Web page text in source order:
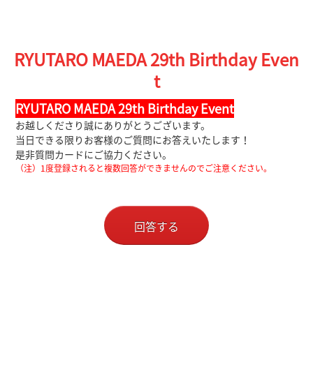
RYUTARO MAEDA 29th Birthday Even
t
RYUTARO MAEDA 29th Birthday Event
お越しくださり誠にありがとうございます。
当日できる限りお客様のご質問にお答えいたします！
是非質問カードにご協力ください。
（注）1度登録されると複数回答ができませんのでご注意ください。
回答する